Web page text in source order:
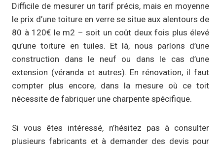
Difficile de mesurer un tarif précis, mais en moyenne
le prix d’une toiture en verre se situe aux alentours de
80 à 120€ le m2 – soit un coût deux fois plus élevé
qu’une toiture en tuiles. Et là, nous parlons d’une
construction dans le neuf ou dans le cas d’une
extension (véranda et autres). En rénovation, il faut
compter plus encore, dans la mesure où ce toit
nécessite de fabriquer une charpente spécifique.
Si vous êtes intéressé, n’hésitez pas à consulter
plusieurs fabricants et à demander des devis pour